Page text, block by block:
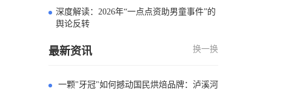
深度解读：2026年“一点点资助男童事件”的
舆论反转
最新资讯 换一换
一颗"牙冠"如何撼动国民烘焙品牌：泸溪河